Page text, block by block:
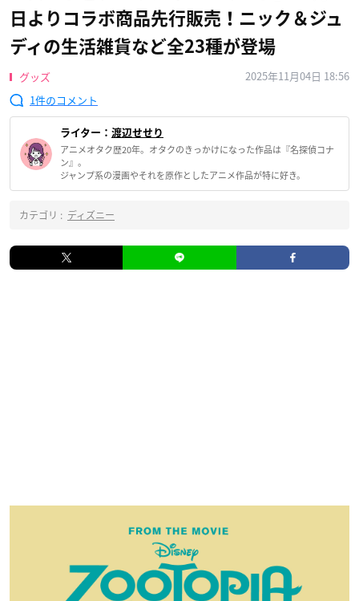
日よりコラボ商品先行販売！ニック＆ジュ
ディの生活雑貨など全23種が登場
グッズ
2025年11月04日 18:56
1
ライター： 渡辺せせり
アニメオタク歴20年。オタクのきっかけになった作品は『名探偵コナ
ン』。
ジャンプ系の漫画やそれを原作としたアニメ作品が特に好き。
カテゴリ : ディズニー